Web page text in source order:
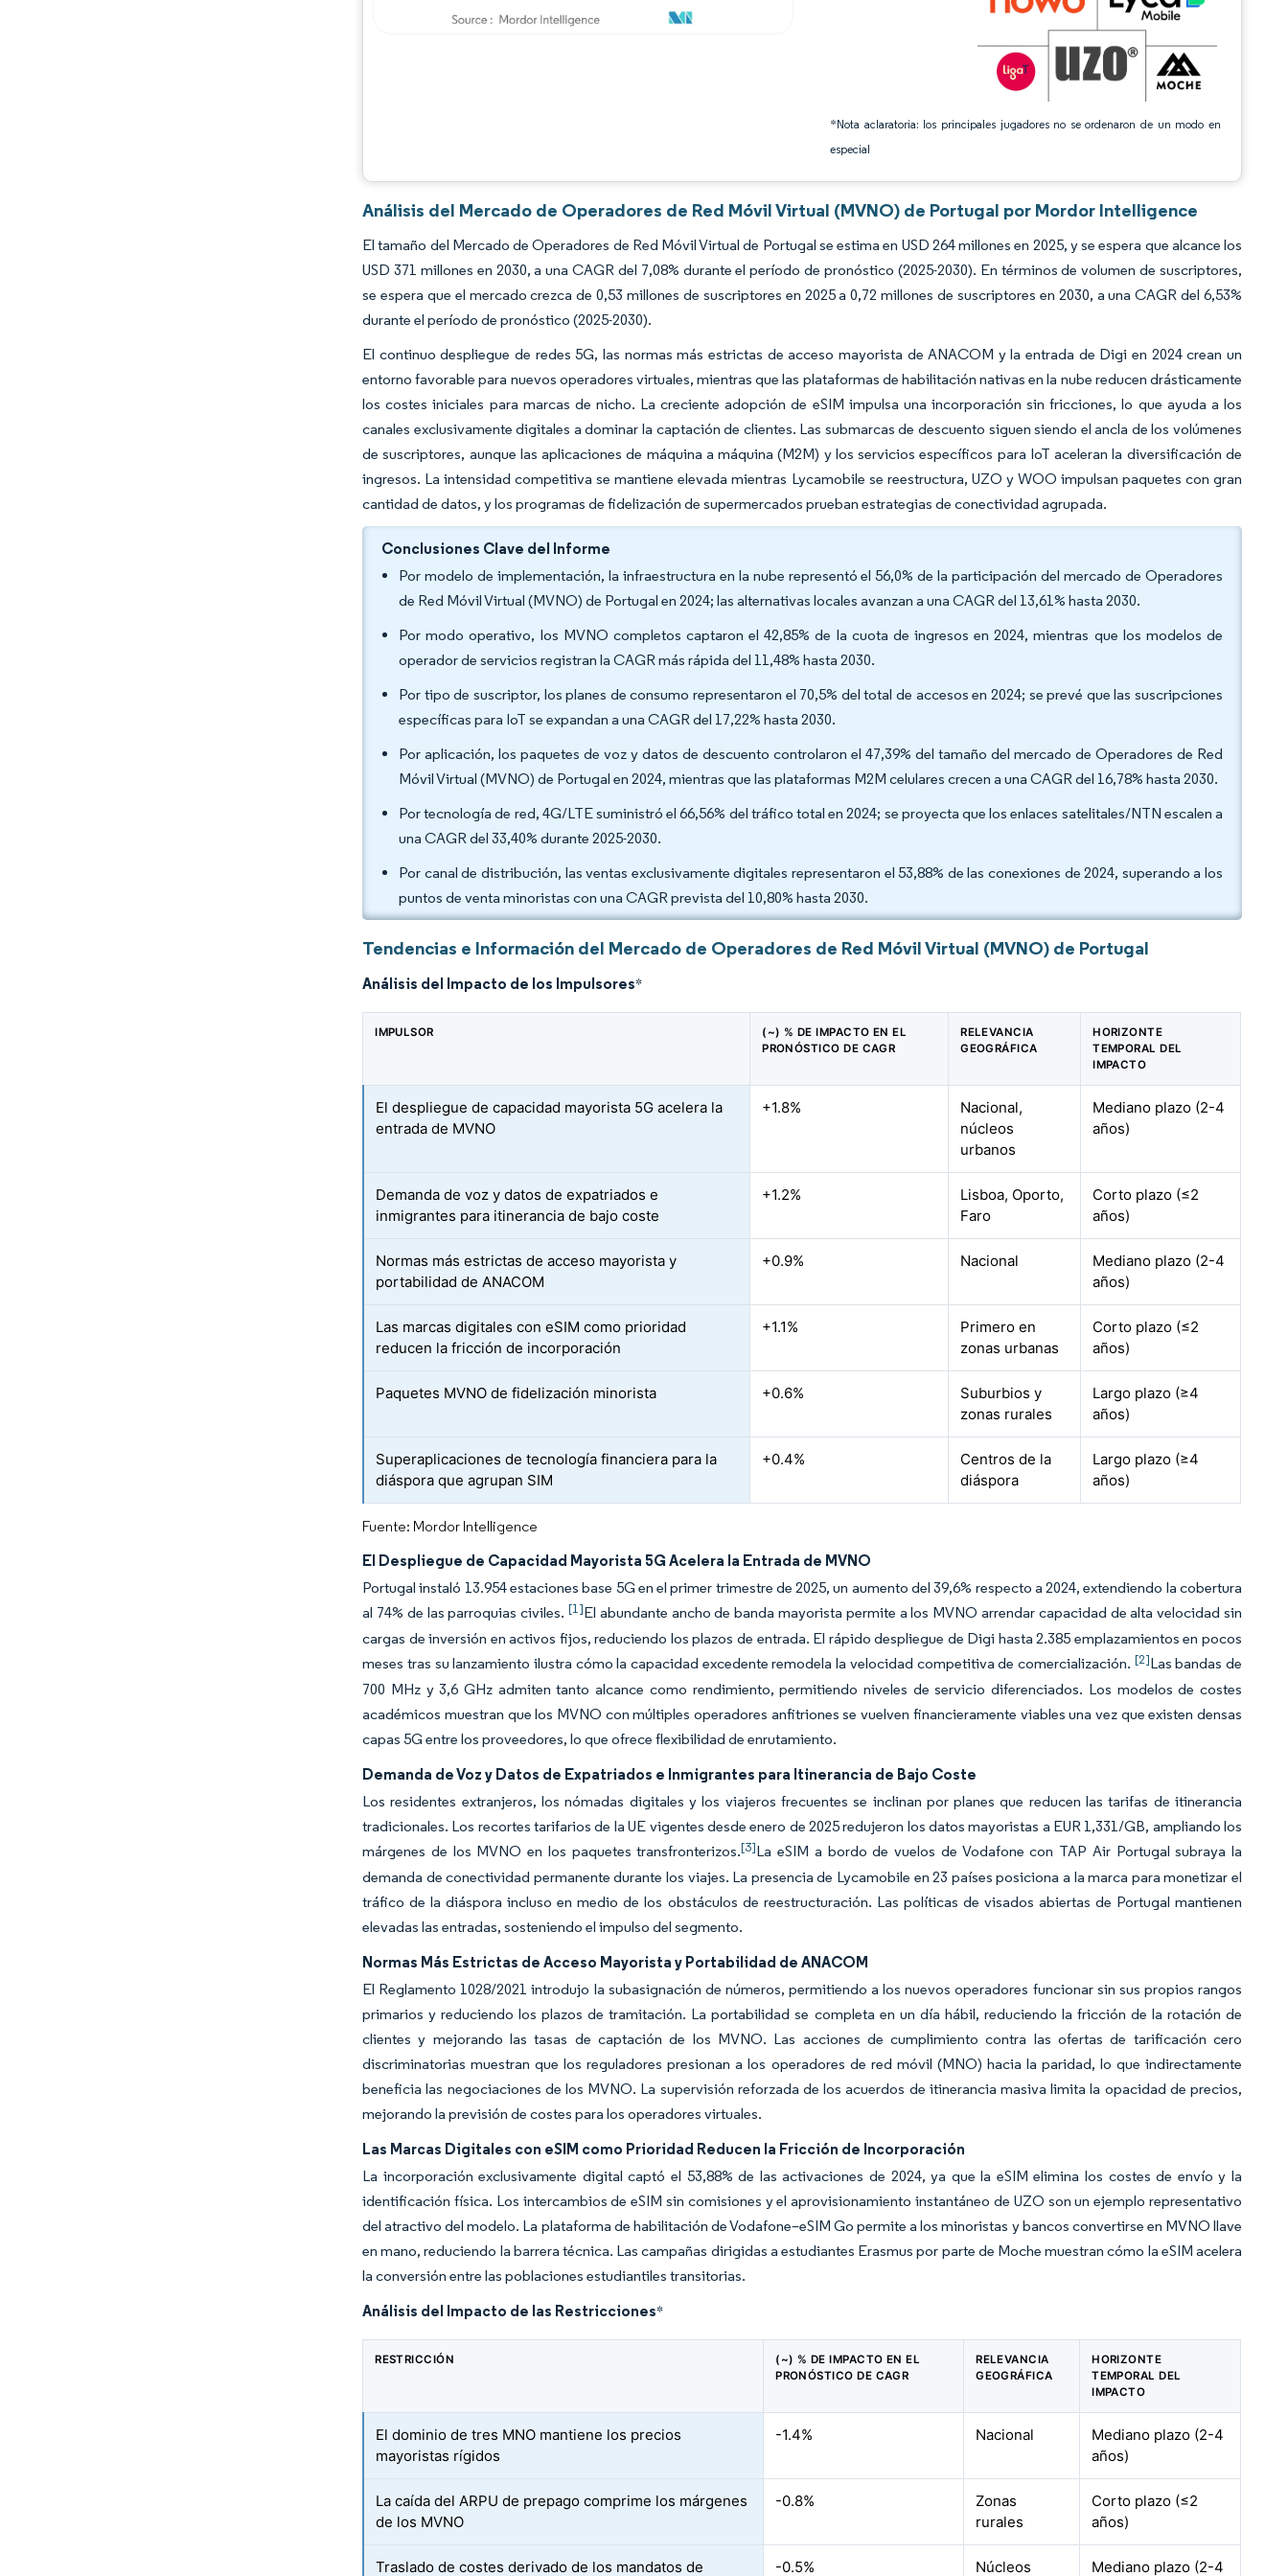
*Nota aclaratoria: los principales jugadores no se ordenaron de un modo en
especial
Análisis del Mercado de Operadores de Red Móvil Virtual (MVNO) de Portugal por Mordor Intelligence
El tamaño del Mercado de Operadores de Red Móvil Virtual de Portugal se estima en USD 264 millones en 2025, y se espera que alcance los
USD 371 millones en 2030, a una CAGR del 7,08% durante el período de pronóstico (2025-2030). En términos de volumen de suscriptores,
se espera que el mercado crezca de 0,53 millones de suscriptores en 2025 a 0,72 millones de suscriptores en 2030, a una CAGR del 6,53%
durante el período de pronóstico (2025-2030).
El continuo despliegue de redes 5G, las normas más estrictas de acceso mayorista de ANACOM y la entrada de Digi en 2024 crean un
entorno favorable para nuevos operadores virtuales, mientras que las plataformas de habilitación nativas en la nube reducen drásticamente
los costes iniciales para marcas de nicho. La creciente adopción de eSIM impulsa una incorporación sin fricciones, lo que ayuda a los
canales exclusivamente digitales a dominar la captación de clientes. Las submarcas de descuento siguen siendo el ancla de los volúmenes
de suscriptores, aunque las aplicaciones de máquina a máquina (M2M) y los servicios específicos para IoT aceleran la diversificación de
ingresos. La intensidad competitiva se mantiene elevada mientras Lycamobile se reestructura, UZO y WOO impulsan paquetes con gran
cantidad de datos, y los programas de fidelización de supermercados prueban estrategias de conectividad agrupada.
Conclusiones Clave del Informe
Por modelo de implementación, la infraestructura en la nube representó el 56,0% de la participación del mercado de Operadores
de Red Móvil Virtual (MVNO) de Portugal en 2024; las alternativas locales avanzan a una CAGR del 13,61% hasta 2030.
Por modo operativo, los MVNO completos captaron el 42,85% de la cuota de ingresos en 2024, mientras que los modelos de
operador de servicios registran la CAGR más rápida del 11,48% hasta 2030.
Por tipo de suscriptor, los planes de consumo representaron el 70,5% del total de accesos en 2024; se prevé que las suscripciones
específicas para IoT se expandan a una CAGR del 17,22% hasta 2030.
Por aplicación, los paquetes de voz y datos de descuento controlaron el 47,39% del tamaño del mercado de Operadores de Red
Móvil Virtual (MVNO) de Portugal en 2024, mientras que las plataformas M2M celulares crecen a una CAGR del 16,78% hasta 2030.
Por tecnología de red, 4G/LTE suministró el 66,56% del tráfico total en 2024; se proyecta que los enlaces satelitales/NTN escalen a
una CAGR del 33,40% durante 2025-2030.
Por canal de distribución, las ventas exclusivamente digitales representaron el 53,88% de las conexiones de 2024, superando a los
puntos de venta minoristas con una CAGR prevista del 10,80% hasta 2030.
Tendencias e Información del Mercado de Operadores de Red Móvil Virtual (MVNO) de Portugal
Análisis del Impacto de los Impulsores*
IMPULSOR
(~) % DE IMPACTO EN EL
PRONÓSTICO DE CAGR
RELEVANCIA
GEOGRÁFICA
HORIZONTE
TEMPORAL DEL
IMPACTO
El despliegue de capacidad mayorista 5G acelera la
entrada de MVNO
+1.8%
Nacional,
núcleos
urbanos
Mediano plazo (2-4
años)
Demanda de voz y datos de expatriados e
inmigrantes para itinerancia de bajo coste
+1.2%
Lisboa, Oporto,
Faro
Corto plazo (≤2
años)
Normas más estrictas de acceso mayorista y
portabilidad de ANACOM
+0.9% Nacional
Mediano plazo (2-4
años)
Las marcas digitales con eSIM como prioridad
reducen la fricción de incorporación
+1.1%
Primero en
zonas urbanas
Corto plazo (≤2
años)
Paquetes MVNO de fidelización minorista +0.6%
Suburbios y
zonas rurales
Largo plazo (≥4
años)
Superaplicaciones de tecnología financiera para la
diáspora que agrupan SIM
+0.4%
Centros de la
diáspora
Largo plazo (≥4
años)
Fuente: Mordor Intelligence
El Despliegue de Capacidad Mayorista 5G Acelera la Entrada de MVNO
Portugal instaló 13.954 estaciones base 5G en el primer trimestre de 2025, un aumento del 39,6% respecto a 2024, extendiendo la cobertura
al 74% de las parroquias civiles. [1]El abundante ancho de banda mayorista permite a los MVNO arrendar capacidad de alta velocidad sin
cargas de inversión en activos fijos, reduciendo los plazos de entrada. El rápido despliegue de Digi hasta 2.385 emplazamientos en pocos
meses tras su lanzamiento ilustra cómo la capacidad excedente remodela la velocidad competitiva de comercialización. [2]Las bandas de
700 MHz y 3,6 GHz admiten tanto alcance como rendimiento, permitiendo niveles de servicio diferenciados. Los modelos de costes
académicos muestran que los MVNO con múltiples operadores anfitriones se vuelven financieramente viables una vez que existen densas
capas 5G entre los proveedores, lo que ofrece flexibilidad de enrutamiento.
Demanda de Voz y Datos de Expatriados e Inmigrantes para Itinerancia de Bajo Coste
Los residentes extranjeros, los nómadas digitales y los viajeros frecuentes se inclinan por planes que reducen las tarifas de itinerancia
tradicionales. Los recortes tarifarios de la UE vigentes desde enero de 2025 redujeron los datos mayoristas a EUR 1,331/GB, ampliando los
márgenes de los MVNO en los paquetes transfronterizos.[3]La eSIM a bordo de vuelos de Vodafone con TAP Air Portugal subraya la
demanda de conectividad permanente durante los viajes. La presencia de Lycamobile en 23 países posiciona a la marca para monetizar el
tráfico de la diáspora incluso en medio de los obstáculos de reestructuración. Las políticas de visados abiertas de Portugal mantienen
elevadas las entradas, sosteniendo el impulso del segmento.
Normas Más Estrictas de Acceso Mayorista y Portabilidad de ANACOM
El Reglamento 1028/2021 introdujo la subasignación de números, permitiendo a los nuevos operadores funcionar sin sus propios rangos
primarios y reduciendo los plazos de tramitación. La portabilidad se completa en un día hábil, reduciendo la fricción de la rotación de
clientes y mejorando las tasas de captación de los MVNO. Las acciones de cumplimiento contra las ofertas de tarificación cero
discriminatorias muestran que los reguladores presionan a los operadores de red móvil (MNO) hacia la paridad, lo que indirectamente
beneficia las negociaciones de los MVNO. La supervisión reforzada de los acuerdos de itinerancia masiva limita la opacidad de precios,
mejorando la previsión de costes para los operadores virtuales.
Las Marcas Digitales con eSIM como Prioridad Reducen la Fricción de Incorporación
La incorporación exclusivamente digital captó el 53,88% de las activaciones de 2024, ya que la eSIM elimina los costes de envío y la
identificación física. Los intercambios de eSIM sin comisiones y el aprovisionamiento instantáneo de UZO son un ejemplo representativo
del atractivo del modelo. La plataforma de habilitación de Vodafone–eSIM Go permite a los minoristas y bancos convertirse en MVNO llave
en mano, reduciendo la barrera técnica. Las campañas dirigidas a estudiantes Erasmus por parte de Moche muestran cómo la eSIM acelera
la conversión entre las poblaciones estudiantiles transitorias.
Análisis del Impacto de las Restricciones*
RESTRICCIÓN
(~) % DE IMPACTO EN EL
PRONÓSTICO DE CAGR
RELEVANCIA
GEOGRÁFICA
HORIZONTE
TEMPORAL DEL
IMPACTO
El dominio de tres MNO mantiene los precios
mayoristas rígidos
-1.4% Nacional
Mediano plazo (2-4
años)
La caída del ARPU de prepago comprime los márgenes
de los MVNO
-0.8%
Zonas
rurales
Corto plazo (≤2
años)
Traslado de costes derivado de los mandatos de -0.5% Núcleos Mediano plazo (2-4